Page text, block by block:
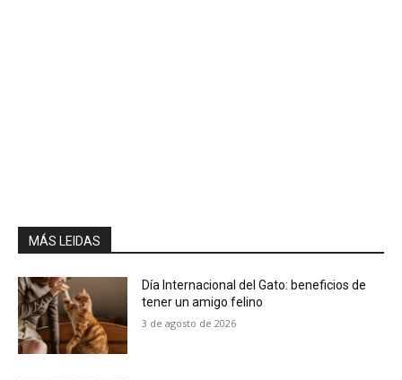
MÁS LEIDAS
Día Internacional del Gato: beneficios de
tener un amigo felino
3 de agosto de 2026